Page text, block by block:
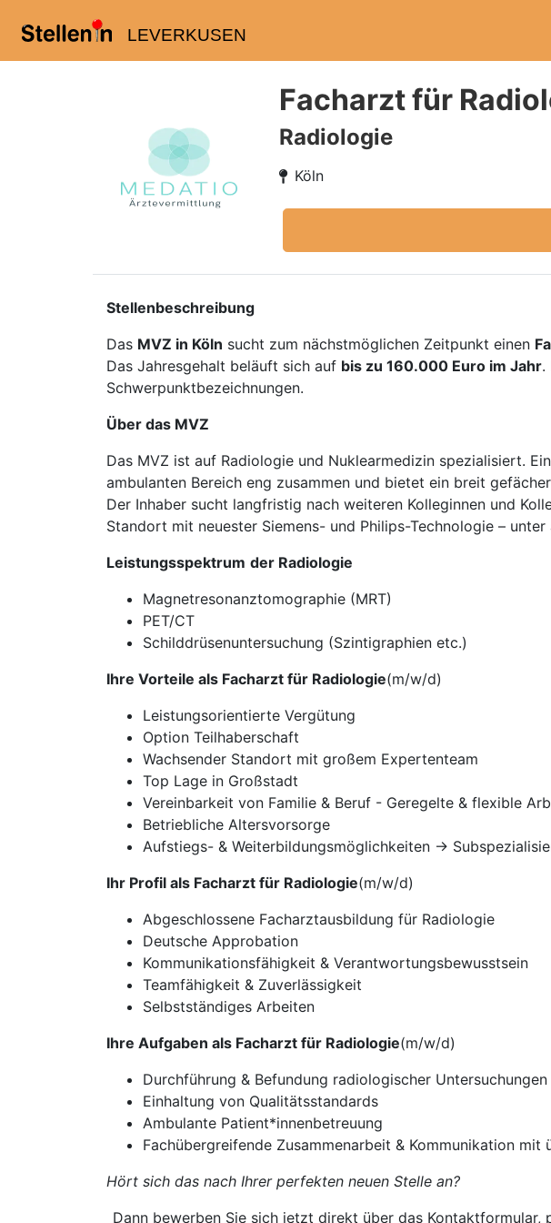
LEVERKUSEN
Facharzt für
Radiologie
Köln
Stellenbeschreibung
Das MVZ in Köln sucht zum nächstmöglichen Zeitpunkt einen
Das Jahresgehalt beläuft sich auf bis zu 160.000 Euro im Jahr.
Schwerpunktbezeichnungen.
Über das MVZ
Das MVZ ist auf Radiologie und Nuklearmedizin spezialisiert.
ambulanten Bereich eng zusammen und bietet ein breit
Der Inhaber sucht langfristig nach weiteren Kolleginnen und
Standort mit neuester Siemens- und Philips-Technologie – unter
Leistungsspektrum der Radiologie
Magnetresonanztomographie (MRT)
PET/CT
Schilddrüsenuntersuchung (Szintigraphien etc.)
Ihre Vorteile als Facharzt für Radiologie(m/w/d)
Leistungsorientierte Vergütung
Option Teilhaberschaft
Wachsender Standort mit großem Expertenteam
Top Lage in Großstadt
Vereinbarkeit von Familie & Beruf - Geregelte & flexible
Betriebliche Altersvorsorge
Aufstiegs- & Weiterbildungsmöglichkeiten ->
Ihr Profil als Facharzt für Radiologie(m/w/d)
Abgeschlossene Facharztausbildung für Radiologie
Deutsche Approbation
Kommunikationsfähigkeit & Verantwortungsbewusstsein
Teamfähigkeit & Zuverlässigkeit
Selbstständiges Arbeiten
Ihre Aufgaben als Facharzt für Radiologie(m/w/d)
Durchführung & Befundung radiologischer Untersuchungen
Einhaltung von Qualitätsstandards
Ambulante Patient*innenbetreuung
Fachübergreifende Zusammenarbeit & Kommunikation mit
Hört sich das nach Ihrer perfekten neuen Stelle an?
_Dann bewerben Sie sich jetzt direkt über das Kontaktformular,